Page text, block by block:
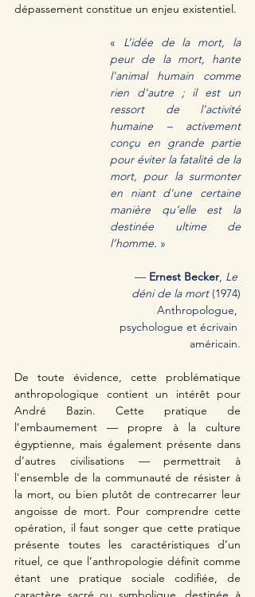
dépassement constitue un enjeu existentiel.
« L’idée de la mort, la
peur de la mort, hante
l'animal humain comme
rien d'autre ; il est un
ressort de l’activité
humaine – activement
conçu en grande partie
pour éviter la fatalité de la
mort, pour la surmonter
en niant d'une certaine
manière qu’elle est la
destinée ultime de
l’homme. »
— Ernest Becker, Le
déni de la mort (1974)
Anthropologue,
psychologue et écrivain
américain.
De toute évidence, cette problématique
anthropologique contient un intérêt pour
André Bazin. Cette pratique de
l’embaumement — propre à la culture
égyptienne, mais également présente dans
d’autres civilisations — permettrait à
l'ensemble de la communauté de résister à
la mort, ou bien plutôt de contrecarrer leur
angoisse de mort. Pour comprendre cette
opération, il faut songer que cette pratique
présente toutes les caractéristiques d’un
rituel, ce que l’anthropologie définit comme
étant une pratique sociale codifiée, de